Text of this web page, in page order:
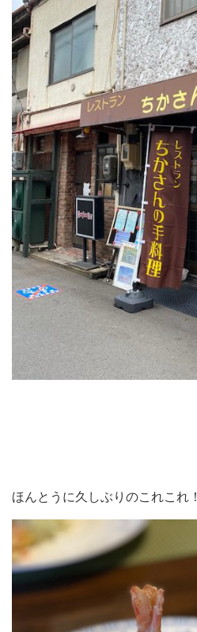
ほんとうに久しぶりのこれこれ！